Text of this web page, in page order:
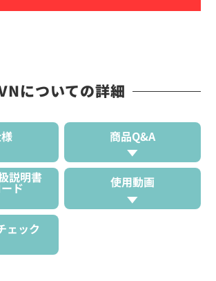
についての詳細
商品Q&A
説明書
ド 使用動画
ェック